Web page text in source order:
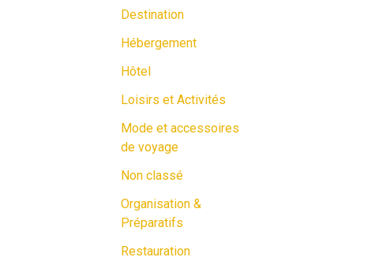
Destination
Hébergement
Hôtel
Loisirs et Activités
Mode et accessoires
de voyage
Non classé
Organisation &
Préparatifs
Restauration